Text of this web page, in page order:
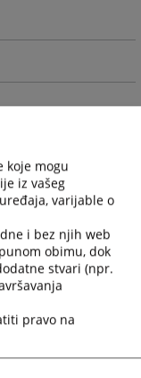
koje mogu
iz vašeg
varijable o
i bez njih web
obimu, dok
stvari (npr.
pravo na